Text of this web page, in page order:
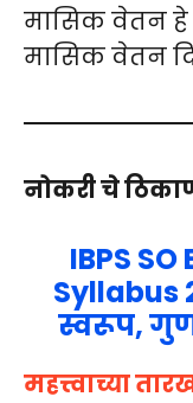
मासिक वेतन हे
मासिक वेतन
नोकरी चे
IBPS
Syllabus
स्वरूप,
महत्त्वाच्या